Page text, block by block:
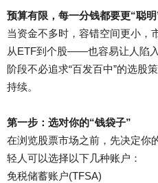
预算有限，每一分钱都要更“聪明
当资金不多时，容错空间更小
从ETF到个股——也容易让人陷
阶段不必追求“百发百中”的选股
持续。
第一步：选对你的“钱袋子”
在浏览股票市场之前，先决定你
轻人可以选择以下几种账户：
免税储蓄账户(TFSA)